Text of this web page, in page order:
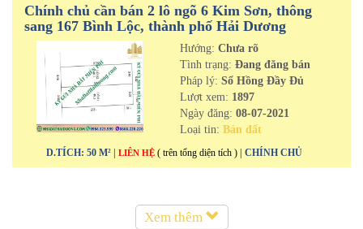
Chính chủ cần bán 2 lô ngõ 6 Kim Sơn, thông
sang 167 Bình Lộc, thành phố Hải Dương
Hướng: Chưa rõ
Tình trạng: Đang đăng bán
Pháp lý: Sổ Hồng Đầy Đủ
Lượt xem: 1897
Ngày đăng: 08-07-2021
Loại tin: Bán đất
D.TÍCH: 50 M² | LIÊN HỆ ( trên tổng diện tích ) | CHÍNH CHỦ
Xem thêm